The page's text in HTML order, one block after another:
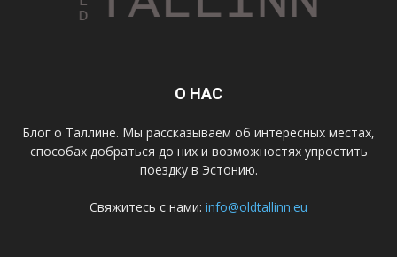
О НАС
Блог о Таллине. Мы рассказываем об интересных местах,
способах добраться до них и возможностях упростить
поездку в Эстонию.
Свяжитесь с нами: info@oldtallinn.eu